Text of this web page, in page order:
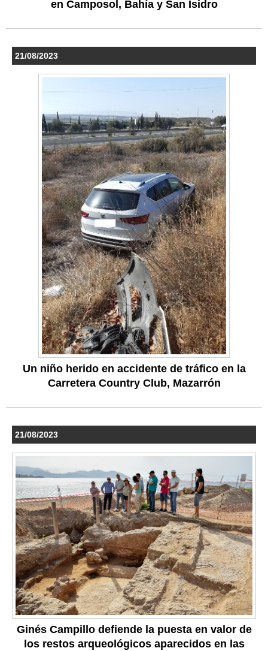
en Camposol, Bahía y San Isidro
21/08/2023
Un niño herido en accidente de tráfico en la
Carretera Country Club, Mazarrón
21/08/2023
Ginés Campillo defiende la puesta en valor de
los restos arqueológicos aparecidos en las